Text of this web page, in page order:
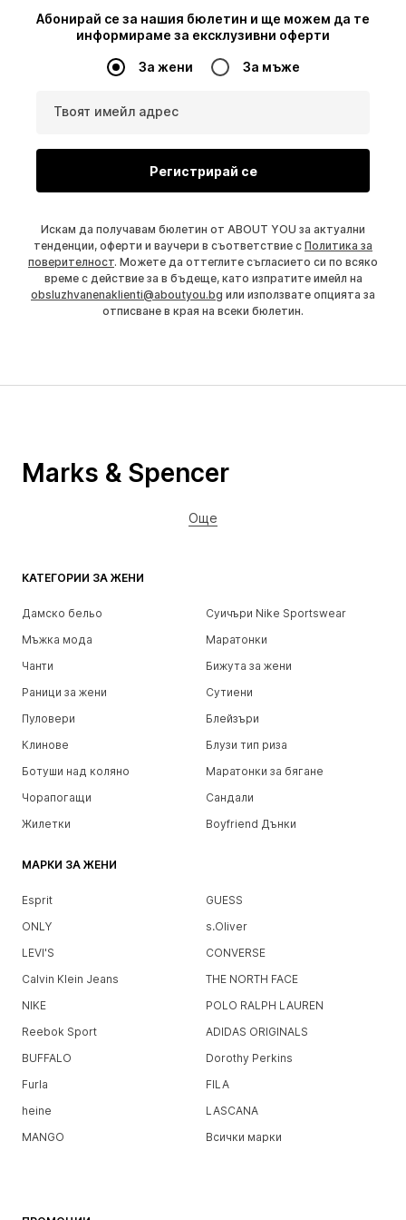
Абонирай се за нашия бюлетин и ще можем да те
информираме за ексклузивни оферти
За жени За мъже
Твоят имейл адрес
Регистрирай се
Искам да получавам бюлетин от ABOUT YOU за актуални
тенденции, оферти и ваучери в съответствие с Политика за
поверителност. Можете да оттеглите съгласието си по всяко
време с действие за в бъдеще, като изпратите имейл на
obsluzhvanenaklienti@aboutyou.bg или използвате опцията за
отписване в края на всеки бюлетин.
КАТЕГОРИИ ЗА ЖЕНИ
Дамско бельо
Суичъри Nike Sportswear
Мъжка мода
Маратонки
Чанти
Бижута за жени
Раници за жени
Сутиени
Пуловери
Блейзъри
Клинове
Блузи тип риза
Ботуши над коляно
Маратонки за бягане
Чорапогащи
Сандали
Жилетки
Boyfriend Дънки
МАРКИ ЗА ЖЕНИ
Esprit
GUESS
ONLY
s.Oliver
LEVI'S
CONVERSE
Calvin Klein Jeans
THE NORTH FACE
NIKE
POLO RALPH LAUREN
Reebok Sport
ADIDAS ORIGINALS
BUFFALO
Dorothy Perkins
Furla
FILA
heine
LASCANA
MANGO
Всички марки
Marks & Spencer
Още